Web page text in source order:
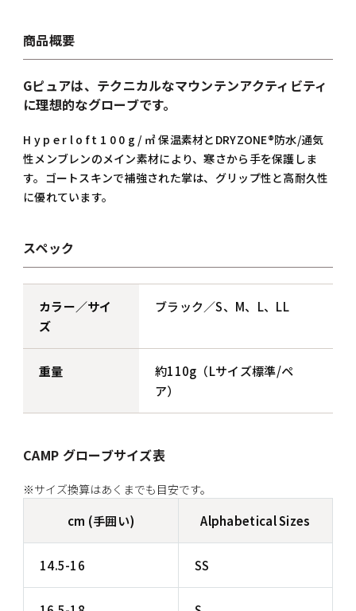
商品概要
Gピュアは、テクニカルなマウンテンアクティビティ
に理想的なグローブです。
H y p e r l o f t 1 0 0 g / ㎡ 保温素材とDRYZONE®防水/通気
性メンブレンのメイン素材により、寒さから手を保護しま
す。ゴートスキンで補強された掌は、グリップ性と高耐久性
に優れています。
スペック
カラー／サイ
ズ
ブラック／S、M、L、LL
重量
約110g（Lサイズ標準/ペ
ア）
CAMP グローブサイズ表
※サイズ換算はあくまでも目安です。
cm (手囲い) Alphabetical Sizes
14.5-16 SS